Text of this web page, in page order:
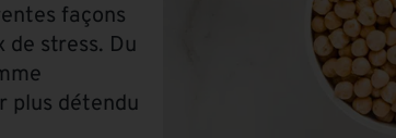
façons
de stress. Du
plus détendu